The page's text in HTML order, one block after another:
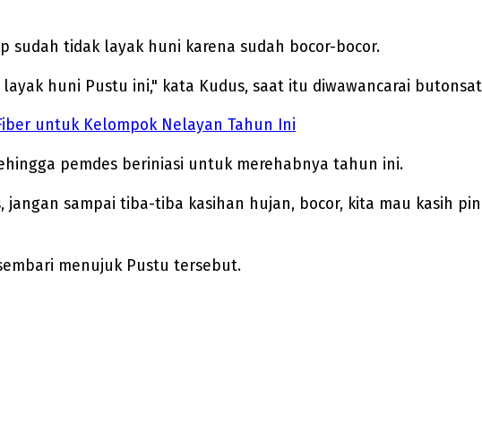
sudah tidak layak huni karena sudah bocor-bocor.
huni Pustu ini," kata Kudus, saat itu diwawancarai
untuk Kelompok Nelayan Tahun Ini
pemdes beriniasi untuk merehabnya tahun ini.
sampai tiba-tiba kasihan hujan, bocor, kita mau kasih
menujuk Pustu tersebut.